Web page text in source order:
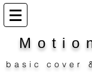
basic cover